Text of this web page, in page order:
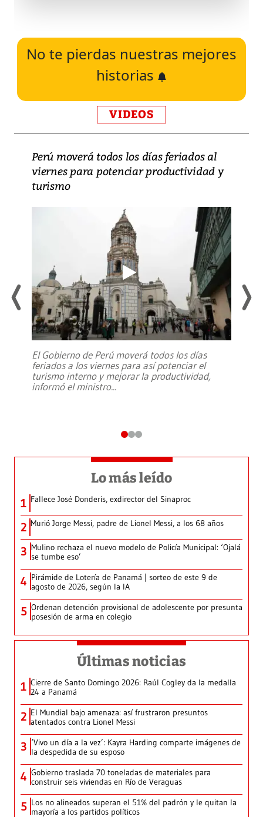
No te pierdas nuestras mejores
historias
VIDEOS
Perú moverá todos los días feriados al
viernes para potenciar productividad y
turismo
El Gobierno de Perú moverá todos los días
feriados a los viernes para así potenciar el
turismo interno y mejorar la productividad,
informó el ministro...
Lo más leído
1 Fallece José Donderis, exdirector del Sinaproc
2 Murió Jorge Messi, padre de Lionel Messi, a los 68 años
3 Mulino rechaza el nuevo modelo de Policía Municipal: ‘Ojalá
se tumbe eso’
4 Pirámide de Lotería de Panamá | sorteo de este 9 de
agosto de 2026, según la IA
5 Ordenan detención provisional de adolescente por presunta
posesión de arma en colegio
Últimas noticias
1 Cierre de Santo Domingo 2026: Raúl Cogley da la medalla
24 a Panamá
2 El Mundial bajo amenaza: así frustraron presuntos
atentados contra Lionel Messi
3 ‘Vivo un día a la vez’: Kayra Harding comparte imágenes de
la despedida de su esposo
4 Gobierno traslada 70 toneladas de materiales para
construir seis viviendas en Río de Veraguas
5 Los no alineados superan el 51% del padrón y le quitan la
mayoría a los partidos políticos